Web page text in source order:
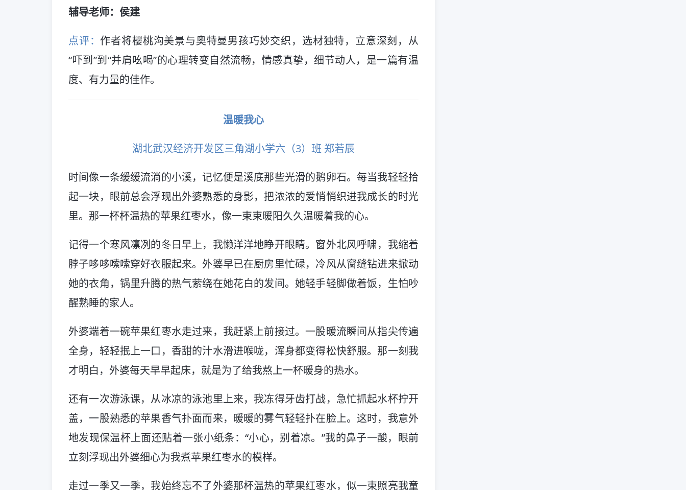
辅导老师：侯建
点评： 作者将樱桃沟美景与奥特曼男孩巧妙交织，选材独特，立意深刻，从
“吓到”到“并肩吆喝”的心理转变自然流畅，情感真挚，细节动人，是一篇有温
度、有力量的佳作。
温暖我心
湖北武汉经济开发区三角湖小学六（3）班 郑若辰
时间像一条缓缓流淌的小溪，记忆便是溪底那些光滑的鹅卵石。每当我轻轻拾
起一块，眼前总会浮现出外婆熟悉的身影，把浓浓的爱悄悄织进我成长的时光
里。那一杯杯温热的苹果红枣水，像一束束暖阳久久温暖着我的心。
记得一个寒风凛冽的冬日早上，我懒洋洋地睁开眼睛。窗外北风呼啸，我缩着
脖子哆哆嗦嗦穿好衣服起来。外婆早已在厨房里忙碌，冷风从窗缝钻进来掀动
她的衣角，锅里升腾的热气萦绕在她花白的发间。她轻手轻脚做着饭，生怕吵
醒熟睡的家人。
外婆端着一碗苹果红枣水走过来，我赶紧上前接过。一股暖流瞬间从指尖传遍
全身，轻轻抿上一口，香甜的汁水滑进喉咙，浑身都变得松快舒服。那一刻我
才明白，外婆每天早早起床，就是为了给我熬上一杯暖身的热水。
还有一次游泳课，从冰凉的泳池里上来，我冻得牙齿打战，急忙抓起水杯拧开
盖，一股熟悉的苹果香气扑面而来，暖暖的雾气轻轻扑在脸上。这时，我意外
地发现保温杯上面还贴着一张小纸条：“小心，别着凉。”我的鼻子一酸，眼前
立刻浮现出外婆细心为我煮苹果红枣水的模样。
走过一季又一季，我始终忘不了外婆那杯温热的苹果红枣水，似一束照亮我童